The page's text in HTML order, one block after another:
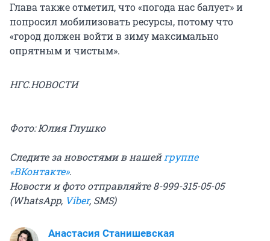
Глава также отметил, что «погода нас балует» и
попросил мобилизовать ресурсы, потому что
«город должен войти в зиму максимально
опрятным и чистым».
НГС.НОВОСТИ
Фото: Юлия Глушко
Следите за новостями в нашей группе
«ВКонтакте».
Новости и фото отправляйте 8-999-315-05-05
(WhatsApp, Viber, SMS)
Анастасия Станишевская